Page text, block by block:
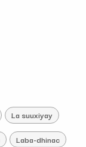
La suuxiyay
Laba-dhinac